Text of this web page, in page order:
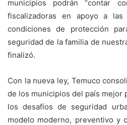
municipios podrán “contar
fiscalizadoras en apoyo a
condiciones de protección
seguridad de la familia de
finalizó.
Con la nueva ley, Temuco
de los municipios del país mejor
los desafíos de seguridad
modelo moderno, preventivo y